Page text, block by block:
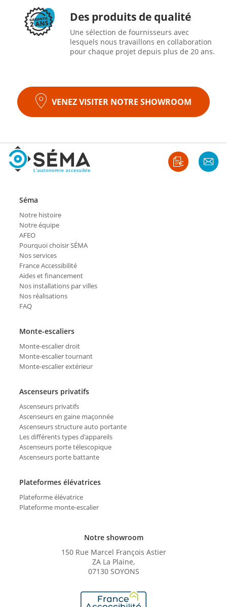
Des produits de qualité
Une sélection de fournisseurs avec
lesquels nous travaillons en collaboration
pour chaque projet depuis plus de 20 ans.
VENEZ VISITER NOTRE SHOWROOM
Notre showroom
150 Rue Marcel François Astier
ZA La Plaine,
07130 SOYONS
Séma
Notre histoire
Notre équipe
AFEO
Pourquoi choisir SÉMA
Nos services
France Accessibilité
Aides et financement
Nos installations par villes
Nos réalisations
FAQ
Monte-escaliers
Monte-escalier droit
Monte-escalier tournant
Monte-escalier extérieur
Ascenseurs privatifs
Ascenseurs privatifs
Ascenseurs en gaine maçonnée
Ascenseurs structure auto portante
Les différents types d'appareils
Ascenseurs porte télescopique
Ascenseurs porte battante
Plateformes élévatrices
Plateforme élévatrice
Plateforme monte-escalier